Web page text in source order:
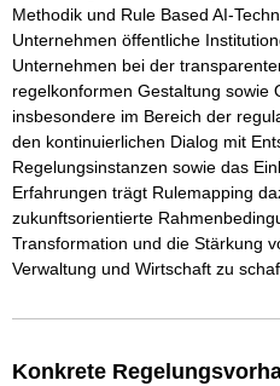
Methodik und Rule Based AI-
Unternehmen öffentliche
Unternehmen bei der
regelkonformen Gestaltung sowie
insbesondere im Bereich der
den kontinuierlichen Dialog mit
Regelungsinstanzen sowie das
Erfahrungen trägt Rulemapping
zukunftsorientierte
Transformation und die Stärkung
Verwaltung und Wirtschaft zu
Konkrete